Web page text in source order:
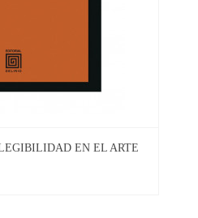
EN EL ARTE